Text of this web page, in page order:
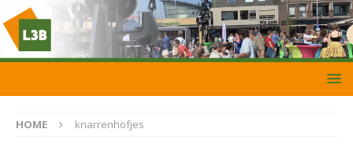
HOME knarrenhofjes